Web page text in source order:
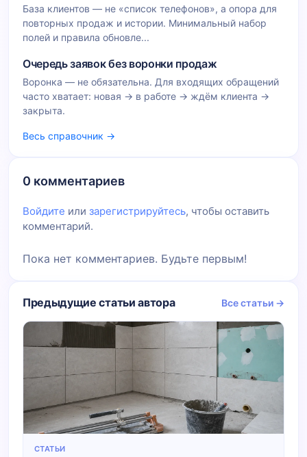
База клиентов — не «список телефонов», а опора для
повторных продаж и истории. Минимальный набор
полей и правила обновле...
Очередь заявок без воронки продаж
Воронка — не обязательна. Для входящих обращений
часто хватает: новая → в работе → ждём клиента →
закрыта.
Весь справочник →
0 комментариев
Войдите или зарегистрируйтесь, чтобы оставить
комментарий.
Пока нет комментариев. Будьте первым!
Предыдущие статьи автора Все статьи →
СТАТЬИ